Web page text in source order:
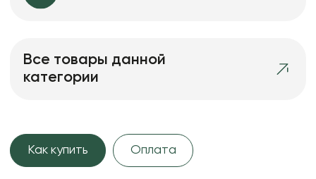
Все товары данной
категории
Как купить Оплата